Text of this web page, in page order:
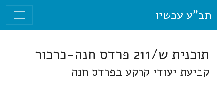
תב"ע עכשיו
תוכנית ש/211 פרדס חנה-כרכור
קביעת יעודי קרקע בפרדס חנה